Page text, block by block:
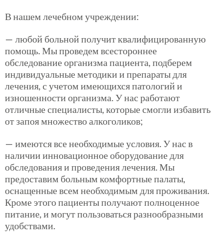
В нашем лечебном учреждении:
— любой больной получит квалифицированную
помощь. Мы проведем всестороннее
обследование организма пациента, подберем
индивидуальные методики и препараты для
лечения, с учетом имеющихся патологий и
изношенности организма. У нас работают
отличные специалисты, которые смогли избавить
от запоя множество алкоголиков;
— имеются все необходимые условия. У нас в
наличии инновационное оборудование для
обследования и проведения лечения. Мы
предоставим больным комфортные палаты,
оснащенные всем необходимым для проживания.
Кроме этого пациенты получают полноценное
питание, и могут пользоваться разнообразными
удобствами.